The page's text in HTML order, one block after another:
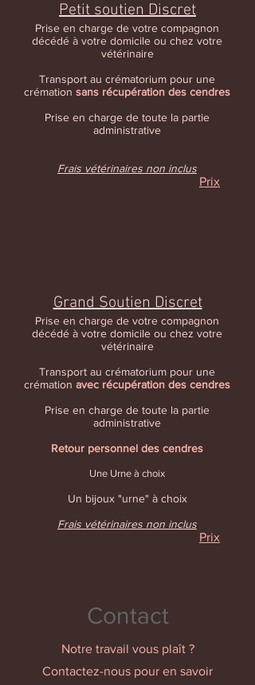
Petit soutien Discret
Prise en charge de votre compagnon
décédé à votre domicile ou chez votre
vétérinaire
Transport au crématorium pour une
crémation sans récupération des cendres
Prise en charge de toute la partie
administrative
Frais vétérinaires non inclus
Prix
Grand Soutien Discret
Prise en charge de votre compagnon
décédé à votre domicile ou chez votre
vétérinaire
Transport au crématorium pour une
crémation avec récupération des cendres
Prise en charge de toute la partie
administrative
Retour personnel des cendres
Une Urne à choix
Un bijoux "urne" à choix
Frais vétérinaires non inclus
Prix
Contact
Notre travail vous plaît ?
Contactez-nous pour en savoir